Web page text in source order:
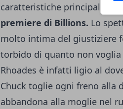
caratteristiche principali di
premiere di Billions. Lo
molto intima del giustiziere
torbido di quanto non
Rhoades è infatti ligio al
Chuck toglie ogni freno alla
abbandona alla moglie nel